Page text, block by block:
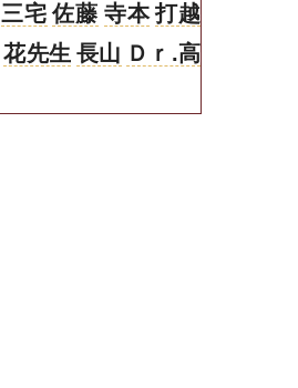
三宅 佐藤 寺本 打越
花先生 長山 Ｄｒ.高